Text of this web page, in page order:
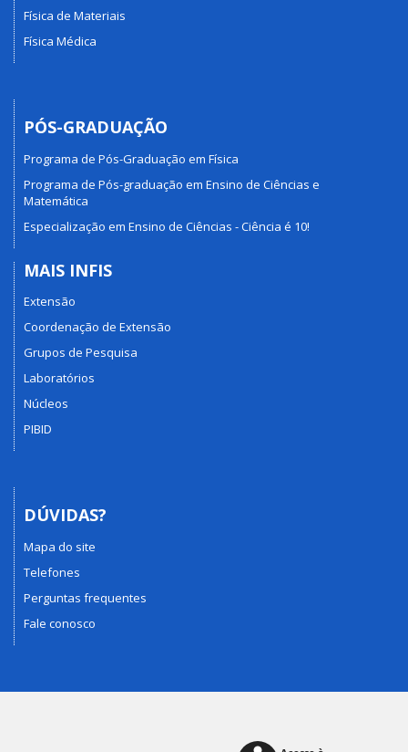
Física de Materiais
Física Médica
PÓS-GRADUAÇÃO
Programa de Pós-Graduação em Física
Programa de Pós-graduação em Ensino de Ciências e
Matemática
Especialização em Ensino de Ciências - Ciência é 10!
MAIS INFIS
Extensão
Coordenação de Extensão
Grupos de Pesquisa
Laboratórios
Núcleos
PIBID
DÚVIDAS?
Mapa do site
Telefones
Perguntas frequentes
Fale conosco